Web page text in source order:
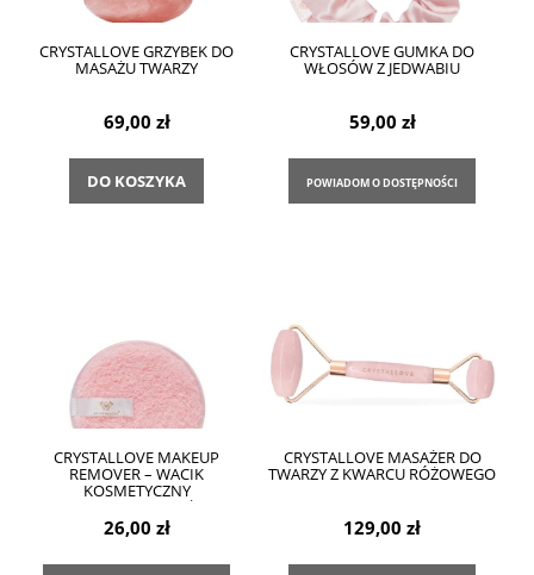
CRYSTALLOVE GRZYBEK DO
MASAŻU TWARZY
69,00 zł
DO KOSZYKA
CRYSTALLOVE GUMKA DO
WŁOSÓW Z JEDWABIU
59,00 zł
POWIADOM O DOSTĘPNOŚCI
CRYSTALLOVE MAKEUP
REMOVER – WACIK
KOSMETYCZNY
WIELORAZOWEGO UŻYTKU
26,00 zł
CRYSTALLOVE MASAŻER DO
TWARZY Z KWARCU RÓŻOWEGO
129,00 zł